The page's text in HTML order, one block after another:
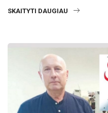
SKAITYTI DAUGIAU